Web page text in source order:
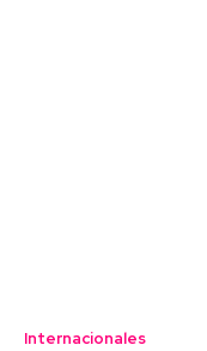
Internacionales